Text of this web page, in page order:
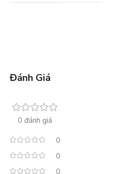
Đánh Giá
0 đánh giá
0
0
0